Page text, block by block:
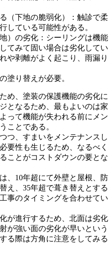
（下地の脆弱化）：触診で柔
している可能性がある。
）の劣化：シーリングは機能
てみて固い場合は劣化してい
や剥離がよく起こり、雨漏り
塗り替えが必要。
め、塗装の保護機能の劣化に
となるため、最もよいのは家
って機能が失われる前にメン
ことである。
つ、すまいをメンテナンスし
要性も生じるため、なるべく
ことがコストダウンの要とな
、10年超にて外壁と屋根、防
え、35年超で葺き替えとする
事のタイミングを合わせてい
が進行するため、北面は劣化
が強い面の劣化が早いという
る際は方角に注意をしてみる